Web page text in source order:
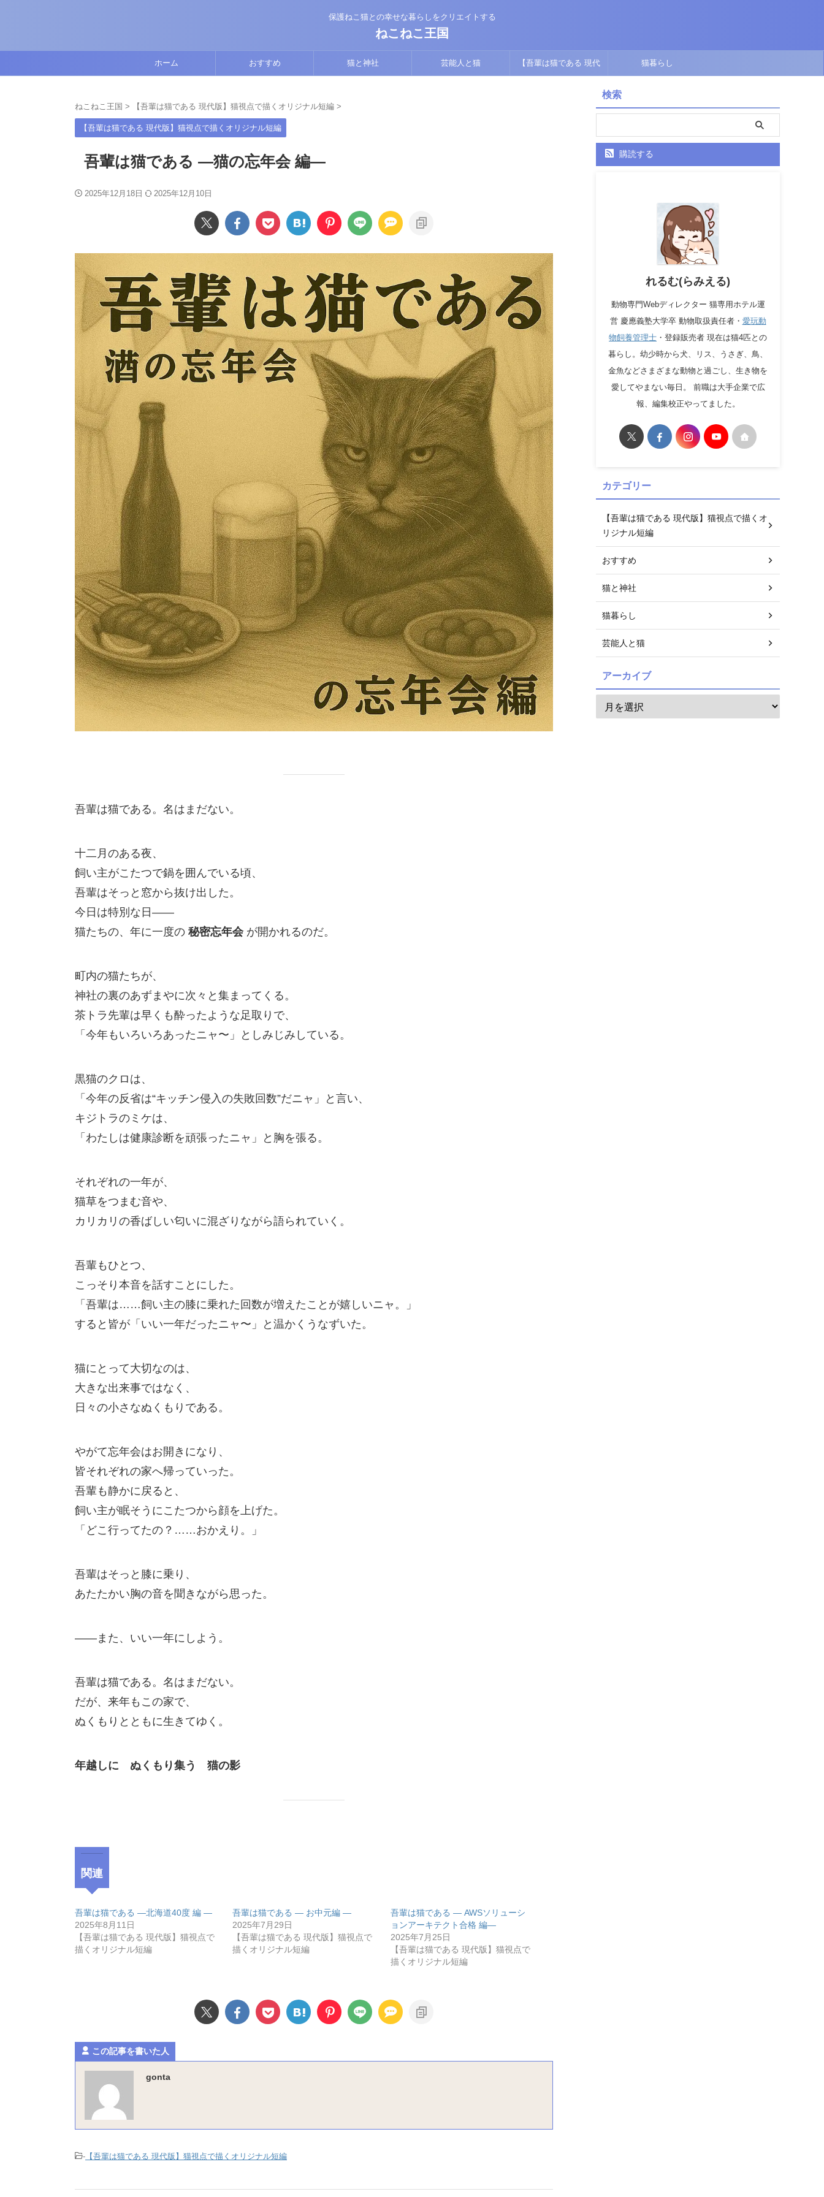
保護ねこ猫との幸せな暮らしをクリエイトする
ねこねこ王国
ホーム おすすめ 猫と神社 芸能人と猫 【吾輩は猫である 現代
版】猫視点で描くオリジナ
猫暮らし
ねこねこ王国 > 【吾輩は猫である 現代版】猫視点で描くオリジナル短編 >
【吾輩は猫である 現代版】猫視点で描くオリジナル短編
吾輩は猫である ―猫の忘年会 編―
2025年12月18日 2025年12月10日
吾輩は猫である。名はまだない。
十二月のある夜、
飼い主がこたつで鍋を囲んでいる頃、
吾輩はそっと窓から抜け出した。
今日は特別な日――
猫たちの、年に一度の 秘密忘年会が開かれるのだ。
町内の猫たちが、
神社の裏のあずまやに次々と集まってくる。
茶トラ先輩は早くも酔ったような足取りで、
「今年もいろいろあったニャ〜」としみじみしている。
黒猫のクロは、
「今年の反省は“キッチン侵入の失敗回数”だニャ」と言い、
キジトラのミケは、
「わたしは健康診断を頑張ったニャ」と胸を張る。
それぞれの一年が、
猫草をつまむ音や、
カリカリの香ばしい匂いに混ざりながら語られていく。
吾輩もひとつ、
こっそり本音を話すことにした。
「吾輩は……飼い主の膝に乗れた回数が増えたことが嬉しいニャ。」
すると皆が「いい一年だったニャ〜」と温かくうなずいた。
猫にとって大切なのは、
大きな出来事ではなく、
日々の小さなぬくもりである。
やがて忘年会はお開きになり、
皆それぞれの家へ帰っていった。
吾輩も静かに戻ると、
飼い主が眠そうにこたつから顔を上げた。
「どこ行ってたの？……おかえり。」
吾輩はそっと膝に乗り、
あたたかい胸の音を聞きながら思った。
――また、いい一年にしよう。
吾輩は猫である。名はまだない。
だが、来年もこの家で、
ぬくもりとともに生きてゆく。
年越しに ぬくもり集う 猫の影
関連
吾輩は猫である ―北海道40度 編 ―
2025年8月11日
【吾輩は猫である 現代版】猫視点で
描くオリジナル短編
吾輩は猫である ― お中元編 ―
2025年7月29日
【吾輩は猫である 現代版】猫視点で
描くオリジナル短編
吾輩は猫である ― AWSソリューシ
ョンアーキテクト合格 編―
2025年7月25日
【吾輩は猫である 現代版】猫視点で
描くオリジナル短編
この記事を書いた人
gonta
- 【吾輩は猫である 現代版】猫視点で描くオリジナル短編
検索
購読する
れるむ(らみえる)
動物専門Webディレクター 猫専用ホテル運
営 慶應義塾大学卒 動物取扱責任者・ 愛玩動
物飼養管理士 ・登録販売者 現在は猫4匹との
暮らし。幼少時から犬、リス、うさぎ、鳥、
金魚などさまざまな動物と過ごし、生き物を
愛してやまない毎日。 前職は大手企業で広
報、編集校正やってました。
カテゴリー
【吾輩は猫である 現代版】猫視点で描くオ
リジナル短編
おすすめ
猫と神社
猫暮らし
芸能人と猫
アーカイブ